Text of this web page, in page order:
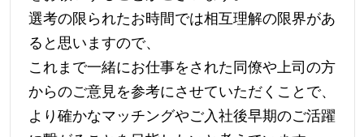
選考の限られたお時間では相互理解の限界があ
ると思いますので、
これまで一緒にお仕事をされた同僚や上司の方
からのご意見を参考にさせていただくことで、
より確かなマッチングやご入社後早期のご活躍